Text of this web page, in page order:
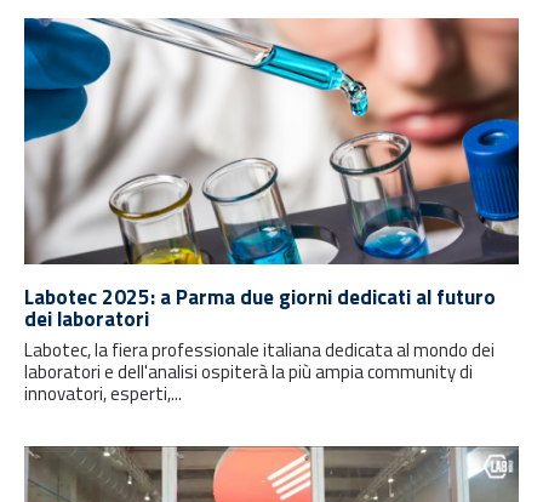
Labotec 2025: a Parma due giorni dedicati al futuro
dei laboratori
Labotec, la fiera professionale italiana dedicata al mondo dei
laboratori e dell'analisi ospiterà la più ampia community di
innovatori, esperti,...